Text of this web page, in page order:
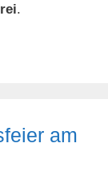
.
am